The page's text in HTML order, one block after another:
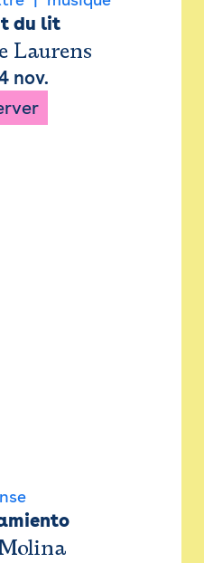
du lit
Laurens
nov.